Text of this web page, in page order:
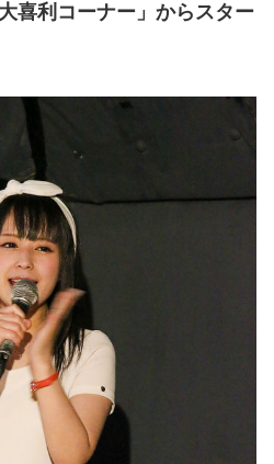
大喜利コーナー」からスター